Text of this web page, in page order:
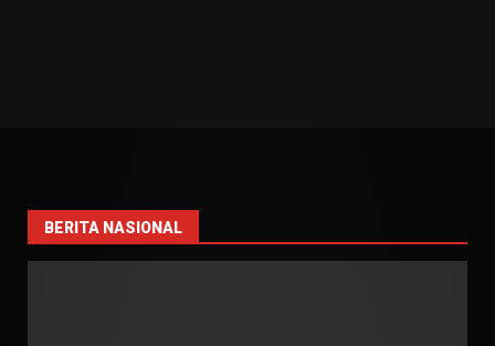
BERITA NASIONAL